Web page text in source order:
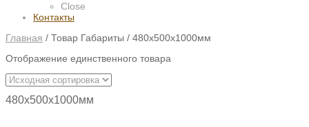
Close
Контакты
Главная / Товар Габариты / 480х500х1000мм
Отображение единственного товара
480х500х1000мм